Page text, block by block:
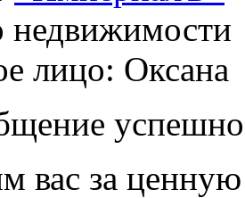
недвижимости
лицо: Оксана
успешно
вас за